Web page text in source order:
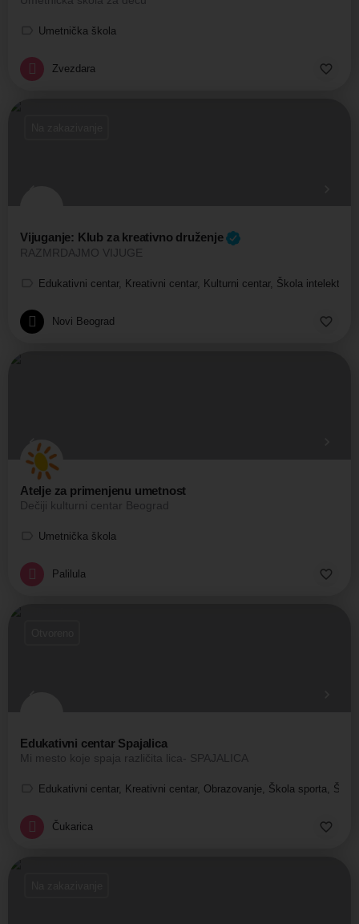
Umetnička škola
Zvezdara
Vijuganje: Klub za kreativno druženje
RAZMRDAJMO VIJUGE
Edukativni centar, Kreativni centar, Kulturni centar, Škola
Novi Beograd
Atelje za primenjenu umetnost
Dečiji kulturni centar Beograd
Umetnička škola
Palilula
Edukativni centar Spajalica
Mi mesto koje spaja različita lica- SPAJALICA
Edukativni centar, Kreativni centar, Obrazovanje, Škola sporta,
Čukarica